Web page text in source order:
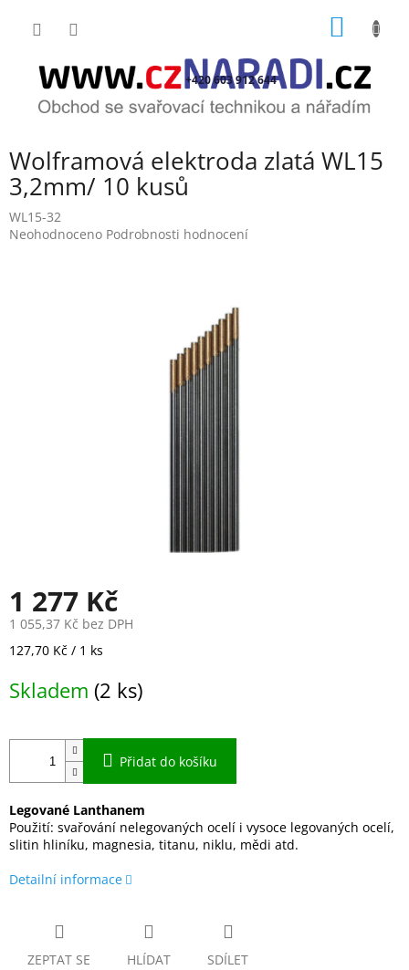
+420 603 912 644
Wolframová elektroda zlatá WL15
3,2mm/ 10 kusů
WL15-32
Průměrné
Neohodnoceno Podrobnosti hodnocení
1 277 Kč
1 055,37 Kč bez DPH
Měrná
127,70 Kč / 1 ks
Skladem (2 ks)
Přidat do košíku
Legované Lanthanem
Použití: svařování nelegovaných ocelí i vysoce legovaných ocelí,
slitin hliníku, magnesia, titanu, niklu, mědi atd.
Detailní informace
ZEPTAT SE HLÍDAT SDÍLET